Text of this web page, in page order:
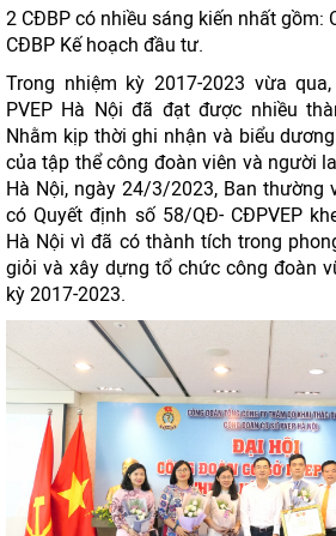
2 CĐBP có nhiều sáng kiến nhất gồm:
CĐBP Kế hoạch đầu tư.
Trong nhiệm kỳ 2017-2023 vừa
PVEP Hà Nội đã đạt được nhiều
Nhằm kịp thời ghi nhận và biểu
của tập thể công đoàn viên và người
Hà Nội, ngày 24/3/2023, Ban thường
có Quyết định số 58/QĐ- CĐPVEP
Hà Nội vì đã có thành tích trong
giỏi và xây dựng tổ chức công đoàn
kỳ 2017-2023.